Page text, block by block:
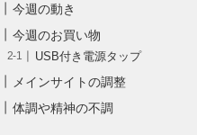
今週の動き
今週のお買い物
USB付き電源タップ
メインサイトの調整
体調や精神の不調